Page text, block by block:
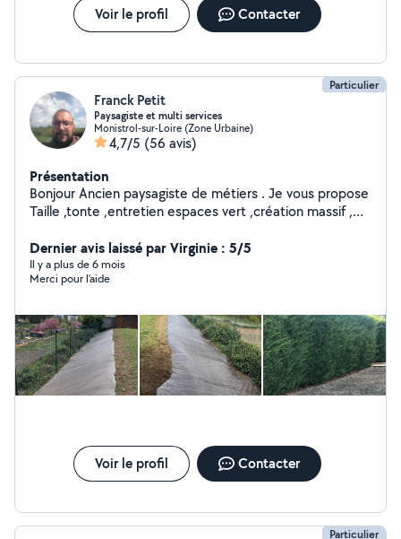
Voir le profil Contacter
Particulier
Franck Petit
Paysagiste et multi services
Monistrol-sur-Loire (Zone Urbaine)
4,7/5 (56 avis)
Présentation
Bonjour Ancien paysagiste de métiers . Je vous propose
Taille ,tonte ,entretien espaces vert ,création massif ,
également petits travaux d'intérieur ou d'extérieure
.Réponse rapide et sérieuse.
Dernier avis laissé par Virginie : 5/5
Il y a plus de 6 mois
Merci pour l’aide
Voir le profil Contacter
Particulier